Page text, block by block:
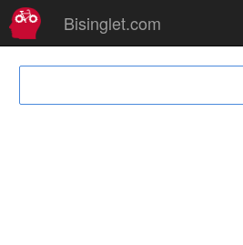
Bisinglet.com